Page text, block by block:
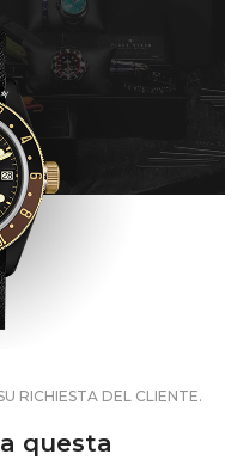
RICHIESTA DEL CLIENTE.
questa